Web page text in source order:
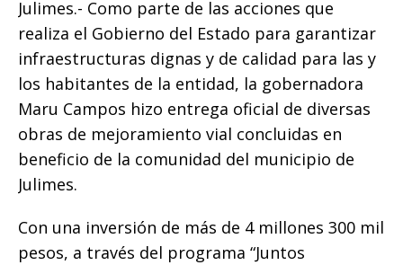
o
k
p k r
Julimes.- Como parte de las acciones que
realiza el Gobierno del Estado para garantizar
infraestructuras dignas y de calidad para las y
los habitantes de la entidad, la gobernadora
Maru Campos hizo entrega oficial de diversas
obras de mejoramiento vial concluidas en
beneficio de la comunidad del municipio de
Julimes.
Con una inversión de más de 4 millones 300 mil
pesos, a través del programa “Juntos